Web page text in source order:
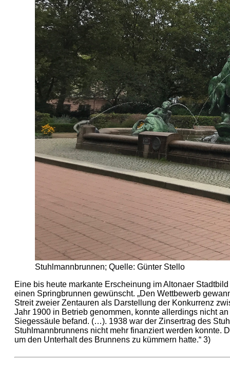
Stuhlmannbrunnen; Quelle: Günter Stello
Eine bis heute markante Erscheinung im Altonaer
einen Springbrunnen gewünscht. „Den Wettbewerb
Streit zweier Zentauren als Darstellung der Konkurrenz
Jahr 1900 in Betrieb genommen, konnte allerdings nicht
Siegessäule befand. (…). 1938 war der Zinsertrag des
Stuhlmannbrunnens nicht mehr finanziert werden konnte.
um den Unterhalt des Brunnens zu kümmern hatte.“ 3)